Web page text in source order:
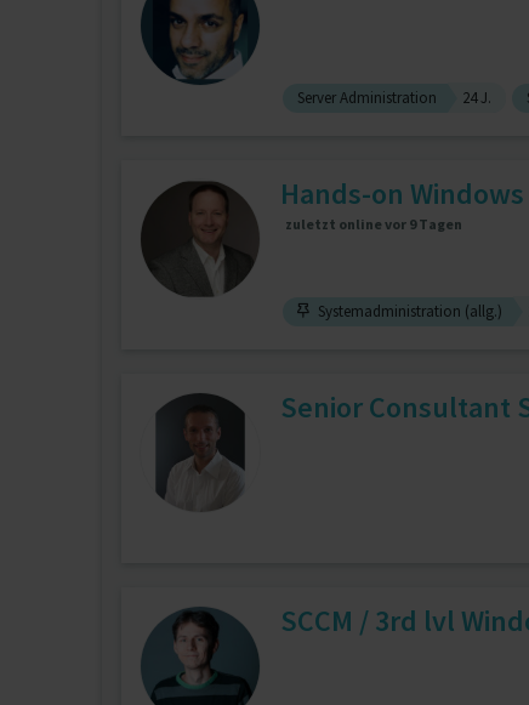
Server Administration 24 J.
Hands-on
zuletzt online vor 9 Tagen
Systemadministration (allg.)
Senior Consultant
SCCM / 3rd lvl